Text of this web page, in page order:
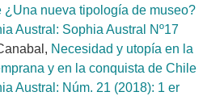
¿Una nueva tipología de museo?
Austral: Sophia Austral Nº17
Necesidad y utopía en la
y en la conquista de Chile
Austral: Núm. 21 (2018): 1 er